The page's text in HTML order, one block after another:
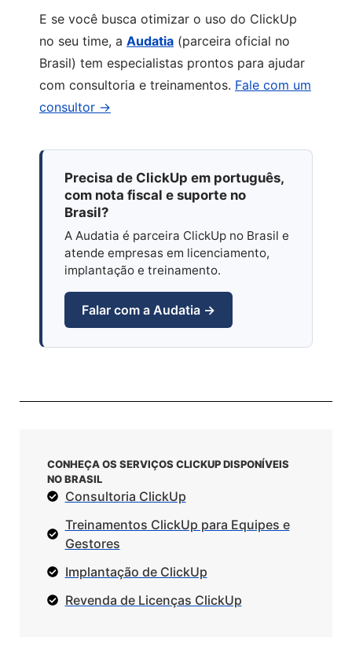
E se você busca otimizar o uso do ClickUp
no seu time, a Audatia (parceira oficial no
Brasil) tem especialistas prontos para ajudar
com consultoria e treinamentos. Fale com um
consultor →
Precisa de ClickUp em português,
com nota fiscal e suporte no
Brasil?
A Audatia é parceira ClickUp no Brasil e
atende empresas em licenciamento,
implantação e treinamento.
Falar com a Audatia →
CONHEÇA OS SERVIÇOS CLICKUP DISPONÍVEIS
NO BRASIL
Consultoria ClickUp
Treinamentos ClickUp para Equipes e
Gestores
Implantação de ClickUp
Revenda de Licenças ClickUp